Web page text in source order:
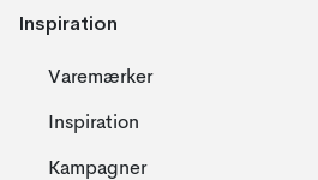
Inspiration
Varemærker
Inspiration
Kampagner